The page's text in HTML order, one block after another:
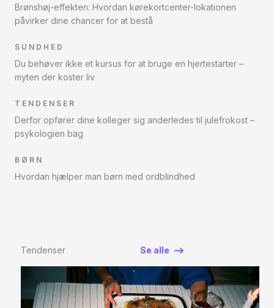
Brønshøj-effekten: Hvordan kørekortcenter-lokationen
påvirker dine chancer for at bestå
SUNDHED
Du behøver ikke et kursus for at bruge en hjertestarter –
myten der koster liv
TENDENSER
Derfor opfører dine kolleger sig anderledes til julefrokost –
psykologien bag
BØRN
Hvordan hjælper man børn med ordblindhed
Tendenser Se alle